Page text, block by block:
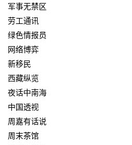
军事无禁区
劳工通讯
绿色情报员
网络博弈
新移民
西藏纵览
夜话中南海
中国透视
周嘉有话说
周末茶馆